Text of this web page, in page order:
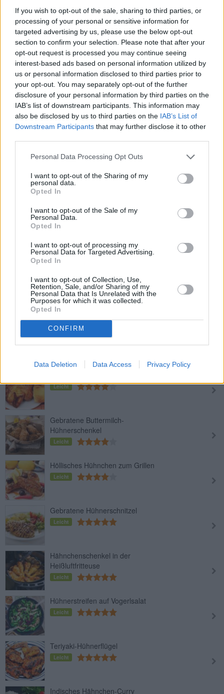
If you wish to opt-out of the sale, sharing to third parties, or
processing of your personal or sensitive information for
targeted advertising by us, please use the below opt-out
section to confirm your selection. Please note that after your
opt-out request is processed you may continue seeing
interest-based ads based on personal information utilized by
us or personal information disclosed to third parties prior to
your opt-out. You may separately opt-out of the further
disclosure of your personal information by third parties on the
IAB’s list of downstream participants. This information may
also be disclosed by us to third parties on the IAB’s List of
Downstream Participants that may further disclose it to other
Personal Data Processing Opt Outs
I want to opt-out of the Sharing of my
personal data.
Opted In
I want to opt-out of the Sale of my
Personal Data.
Opted In
I want to opt-out of processing my
Personal Data for Targeted Advertising.
Opted In
I want to opt-out of Collection, Use,
Retention, Sale, and/or Sharing of my
Personal Data that Is Unrelated with the
Purposes for which it was collected.
Opted In
CONFIRM
Data Deletion Data Access Privacy Policy
Weintrauben Rezepte/ Knoblauch Rezepte
Ähnliche Rezepte
Hühnerschnitzel mit Mozzarella
Leicht
Hühnerfrikassee mit grünem Spargel
und Kapern
Leicht
Leicht
Prosecco-Trauben-Hühnchen
Mittel
Hühnerfilet mit Paprikasauce
Mittel
Chicken Kiev
Leicht
Gebratene Buttermilch-
Hühnerschenkel
Leicht
Höllisches Hühnchen zum Grillen
Leicht
Gebratene Hühnerschnitzel
Leicht
Hähnchenschenkel in der
Heißluftfritteuse
Leicht
Hühnerstreifen auf Vogerlsalat
Leicht
Teriyaki-Hühnerflügel
Leicht
Indisches Hähnchen-Curry